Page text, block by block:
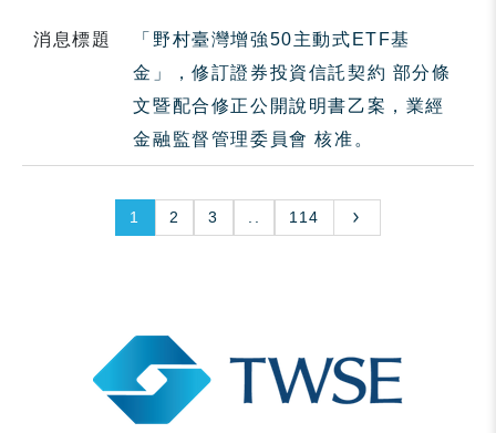
消息標題
「野村臺灣增強50主動式ETF基
金」，修訂證券投資信託契約 部分條
文暨配合修正公開說明書乙案，業經
金融監督管理委員會 核准。
1 2 3 114